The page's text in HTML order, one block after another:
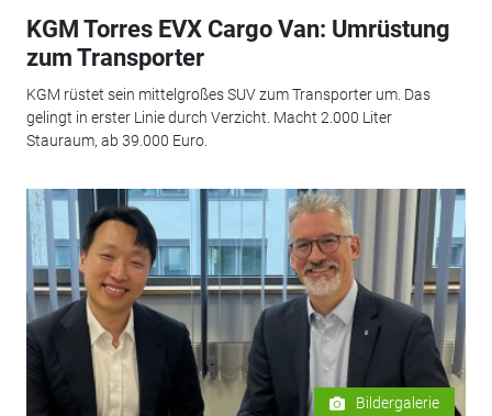
KGM Torres EVX Cargo Van: Umrüstung
zum Transporter
KGM rüstet sein mittelgroßes SUV zum Transporter um. Das
gelingt in erster Linie durch Verzicht. Macht 2.000 Liter
Stauraum, ab 39.000 Euro.
Bildergalerie